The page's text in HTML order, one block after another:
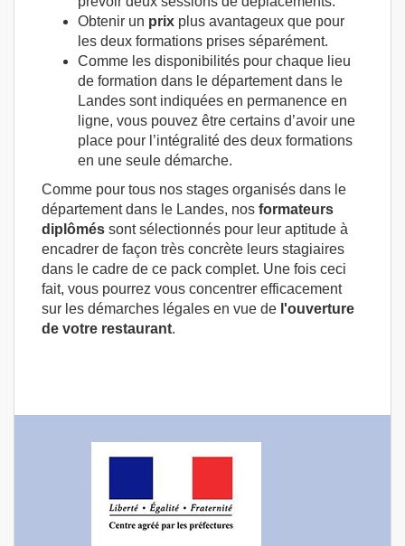
Obtenir un prix plus avantageux que pour
les deux formations prises séparément.
Comme les disponibilités pour chaque lieu
de formation dans le département dans le
Landes sont indiquées en permanence en
ligne, vous pouvez être certains d’avoir une
place pour l’intégralité des deux formations
en une seule démarche.
Comme pour tous nos stages organisés dans le
département dans le Landes, nos formateurs
diplômés sont sélectionnés pour leur aptitude à
encadrer de façon très concrète leurs stagiaires
dans le cadre de ce pack complet. Une fois ceci
fait, vous pourrez vous concentrer efficacement
sur les démarches légales en vue de l'ouverture
de votre restaurant.